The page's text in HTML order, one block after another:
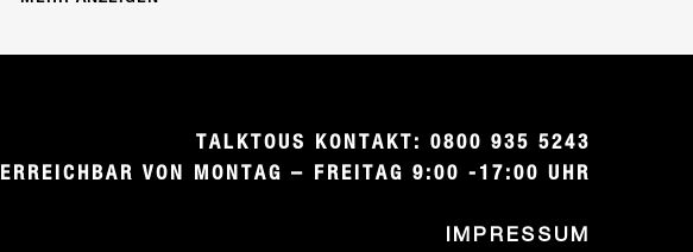
TALKTOUS KONTAKT: 0800 935 5243
ERREICHBAR VON MONTAG – FREITAG 9:00 -17:00 UHR
IMPRESSUM